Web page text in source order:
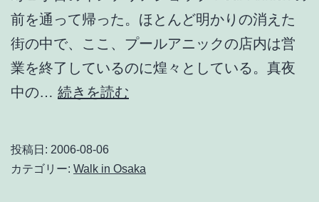
前を通って帰った。ほとんど明かりの消えた
街の中で、ここ、プールアニックの店内は営
業を終了しているのに煌々としている。真夜
中の… 続きを読む
の
投稿日: 2006-08-06
カテゴリー: Walk in Osaka